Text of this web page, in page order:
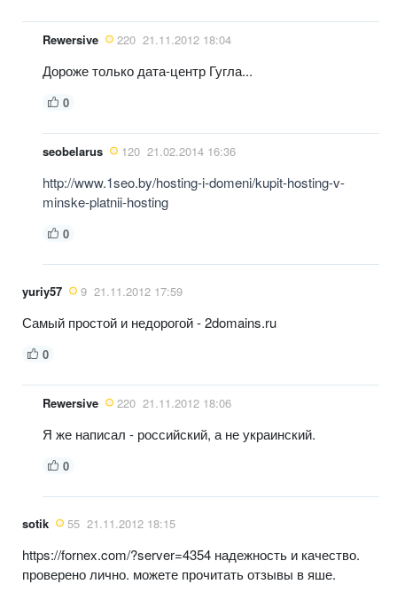
Rewersive 220 21.11.2012 18:04
Дороже только дата-центр Гугла...
0
seobelarus 120 21.02.2014 16:36
http://www.1seo.by/hosting-i-domeni/kupit-hosting-v-
minske-platnii-hosting
0
yuriy57 9 21.11.2012 17:59
Самый простой и недорогой - 2domains.ru
0
Rewersive 220 21.11.2012 18:06
Я же написал - российский, а не украинский.
0
sotik 55 21.11.2012 18:15
https://fornex.com/?server=4354 надежность и качество.
проверено лично. можете прочитать отзывы в яше.